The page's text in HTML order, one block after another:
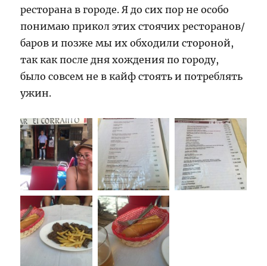
ресторана в городе. Я до сих пор не особо
понимаю прикол этих стоячих ресторанов/
баров и позже мы их обходили стороной,
так как после дня хождения по городу,
было совсем не в кайф стоять и потреблять
ужин.